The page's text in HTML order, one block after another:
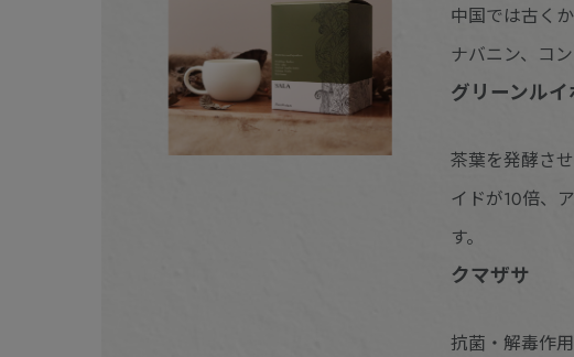
中国では古く
ナバニン、コ
グリーンルイ
茶葉を発酵さ
イドが10倍、
す。
クマザサ
抗菌・解毒作